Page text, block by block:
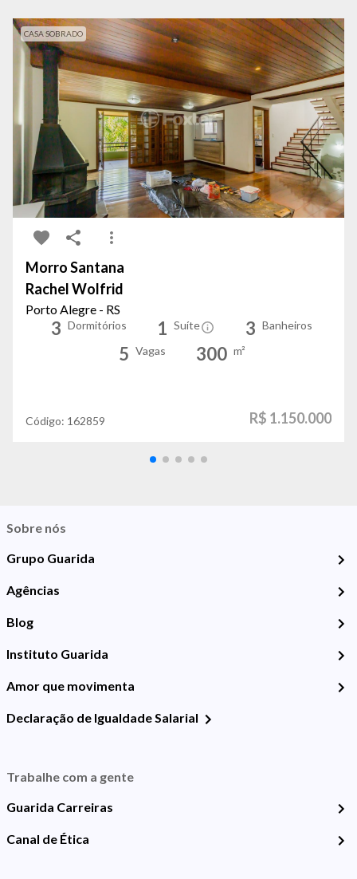
CASA SOBRADO
Morro Santana
Rachel Wolfrid
Porto Alegre - RS
3 Dormitórios 1 Suíte 3 Banheiros
5 Vagas 300 m²
Código: 162859 R$ 1.150.000
Sobre nós
Grupo Guarida
Agências
Blog
Instituto Guarida
Amor que movimenta
Declaração de Igualdade Salarial
Trabalhe com a gente
Guarida Carreiras
Canal de Ética